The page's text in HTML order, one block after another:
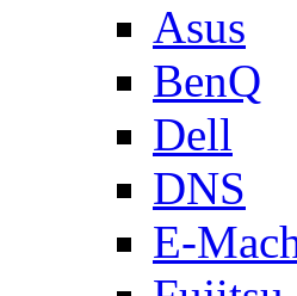
Asus
BenQ
Dell
DNS
E-